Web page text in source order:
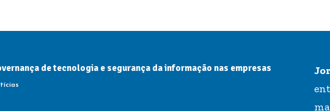
de tecnologia e segurança da informação nas empresas